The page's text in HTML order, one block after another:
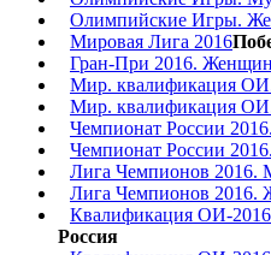
Олимпийские Игры.
Мировая Лига 2016
Гран-При 2016.
Мир. квалификация
Мир. квалификация
Чемпионат России
Чемпионат России
Лига Чемпионов 2016.
Лига Чемпионов 2016.
Квалификация ОИ-
Россия